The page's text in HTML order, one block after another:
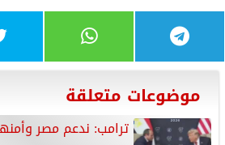
موضوعات متعلقة
ترامب: ندعم مصر